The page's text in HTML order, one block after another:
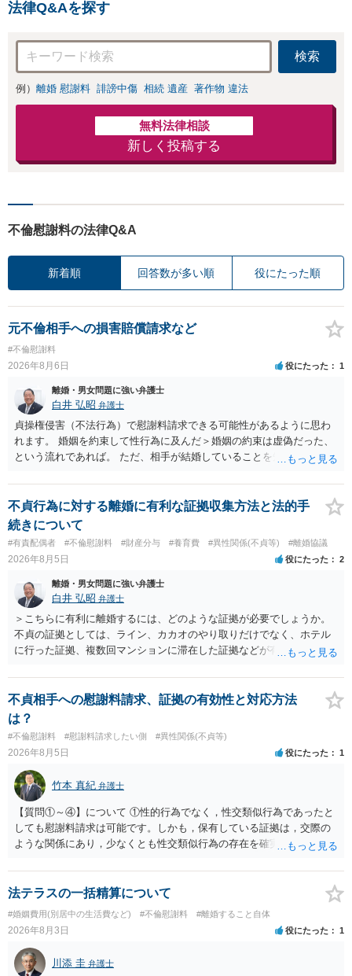
応可：開示請求の
意見照会が来たと
きの対処法、被害
者との示談交渉
法律Q&Aを探す
検索
例） 離婚 慰謝料 誹謗中傷 相続 遺産 著作物 違法
無料法律相談
新しく投稿する
不倫慰謝料の法律Q&A
新着順 回答数が多い順 役にたった順
元不倫相手への損害賠償請求など
#不倫慰謝料
2026年8月6日 役にたった 1
離婚・男女問題に強い弁護士
白井 弘昭 弁護士
貞操権侵害（不法行為）で慰謝料請求できる可能性があるように思わ
れます。 婚姻を約束して性行為に及んだ＞婚姻の約束は虚偽だった、
という流れであれば。 ただ、相手が結婚していることを知って行為に
性も認められそうですので、あまり慰謝料は高額にならないように思
われます。 一度、最寄りの弁護士に相談してみてください。
不貞行為に対する離婚に有利な証拠収集方法と法的手
続きについて
#有責配偶者 #不倫慰謝料 #財産分与 #養育費 #異性関係(不貞等) #離婚協議
2026年8月5日 役にたった 2
離婚・男女問題に強い弁護士
白井 弘昭 弁護士
＞こちらに有利に離婚するには、どのような証拠が必要でしょうか。
不貞の証拠としては、ライン、カカオのやり取りだけでなく、ホテル
に行った証拠、複数回マンションに滞在した証拠などが有効です。 不
婚する、慰謝料をとるなど）ことができると思われます。 ただし、不
貞発覚後、長期間同居を続けると、不貞を許したとの評価につながる
場合がありますので、ご注意ください。 以上、ご参考まで。
不貞相手への慰謝料請求、証拠の有効性と対応方法
は？
#不倫慰謝料 #慰謝料請求したい側 #異性関係(不貞等)
2026年8月5日 役にたった 1
竹本 真紀 弁護士
【質問①～④】について ①性的行為でなく，性交類似行為であったと
しても慰謝料請求は可能です。しかも，保有している証拠は，交際の
ような関係にあり，少なくとも性交類似行為の存在を確実に証明でき
ことを窺わせるものです。）。ですから，慰謝料請求を進めることで
よいと思います。 ただ．慰謝料額については，婚姻破綻に至っていな
いとして，この点を考慮されることになるかもしれません。 ②夫との
今後のことを考えて書いてもらうか否かを検討するのがよいと思いま
す。今ある証拠以上のことを証明（証明力を強めることも含む）でき
るのであれば，前向きに検討を進めるという考え方でもよいでしょ
う。慰謝料請求としては証拠として使えることが前提であり，その価
法テラスの一括精算について
#婚姻費用(別居中の生活費など) #不倫慰謝料 #離婚すること自体
2026年8月3日 役にたった 1
川添 圭 弁護士